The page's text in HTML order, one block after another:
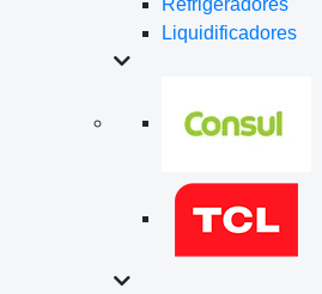
Refrigeradores
Liquidificadores